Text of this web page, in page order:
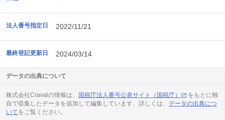
法人番号指定日 2022/11/21
最終登記更新日 2024/03/14
データの出典について
株式会社Cravalの情報は、 国税庁法人番号公表サイト（国税庁）
をもとに独
自で収集したデータを追加して編集しています。詳しくは、 データの出典につ
いてをご覧ください。